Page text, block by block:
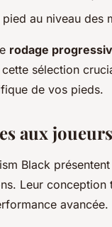
au niveau des
rodage
sélection
de vos pieds.
aux
Black
Leur
avancée.